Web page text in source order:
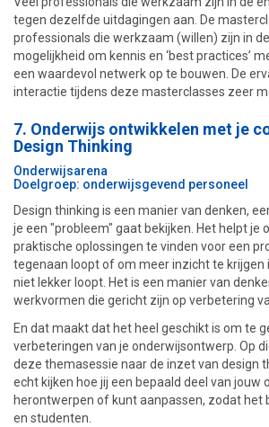
tegen dezelfde uitdagingen aan. De
professionals die werkzaam (willen) zijn in
mogelijkheid om kennis en ‘best practices’
een waardevol netwerk op te bouwen. De
interactie tijdens deze masterclasses zeer
7. Onderwijs ontwikkelen met je
Design Thinking
Onderwijsarena
Doelgroep: onderwijsgevend personeel
Design thinking is een manier van denken,
je een "probleem" gaat bekijken. Het helpt je
praktische oplossingen te vinden voor een
tegenaan loopt of om meer inzicht te krijgen
niet lekker loopt. Het is een manier van
werkvormen die gericht zijn op verbetering
En dat maakt dat het heel geschikt is om te
verbeteringen van je onderwijsontwerp. Op
deze themasessie naar de inzet van design
echt kijken hoe jij een bepaald deel van jouw
herontwerpen of kunt aanpassen, zodat het
en studenten.